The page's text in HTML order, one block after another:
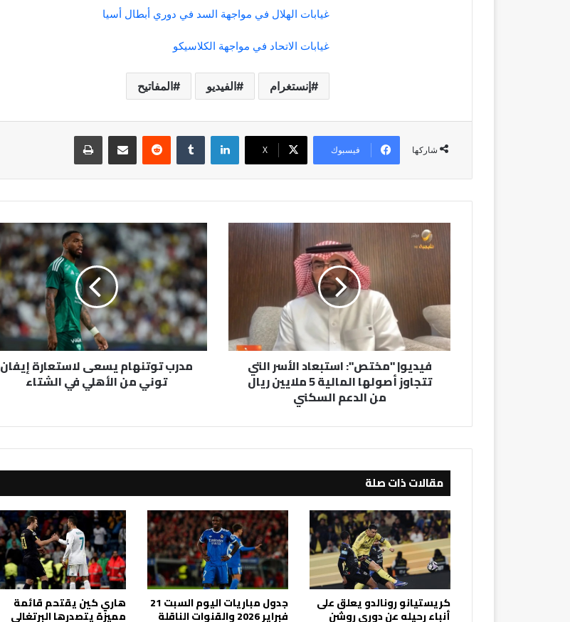
غيابات الهلال في مواجهة السد في دوري أبطال أسيا
غيابات الاتحاد في مواجهة الكلاسيكو
إنستغرام الفيديو المفاتيح
شاركها فيسبوك ‫X
لينكدإن مشاركة عبر البريد طباعة
فيديو|
"مختص":
تتجاوز
أصولها
المالية
5
ملايينفيديو| "مختص": استبعاد الأسر التي
تتجاوز أصولها المالية 5 ملايين ريال
من الدعم السكني
مدرب
توتنهام
يسعى
لاستعارة
إيفان
توني
من
الأهلي
في
الشتاءمدرب توتنهام يسعى لاستعارة إيفان
توني من الأهلي في الشتاء
مقالات ذات صلة
كريستيانو رونالدو يعلق على
أنباء رحيله عن دوري روشن
جدول مباريات اليوم السبت 21
فبراير 2026 والقنوات الناقلة
هاري كين يقتحم قائمة
مميزة يتصدرها البرتغالي